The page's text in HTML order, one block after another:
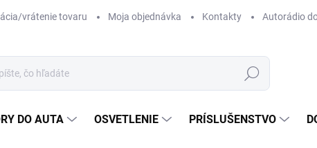
vrátenie tovaru Moja objednávka Kontakty Autorádio
Hľadať
DO AUTA OSVETLENIE PRÍSLUŠENSTVO